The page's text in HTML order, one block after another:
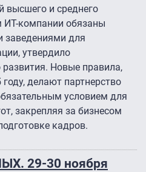
высшего и среднего
ИТ-компании обязаны
заведениями для
утвердило
Новые правила,
делают партнерство
условием для
закрепляя за бизнесом
кадров.
29-30 ноября